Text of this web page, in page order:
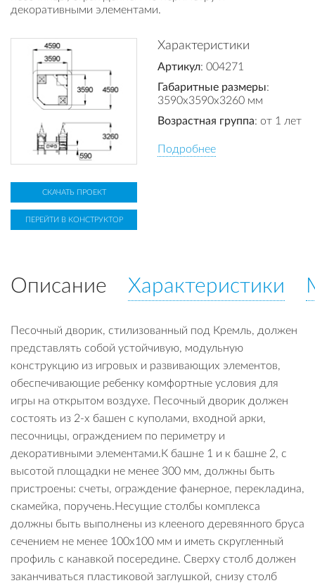
декоративными элементами.
Характеристики
Артикул: 004271
Габаритные размеры:
3590x3590x3260 мм
Возрастная группа: от 1 лет
Подробнее
СКАЧАТЬ ПРОЕКТ
ПЕРЕЙТИ В КОНСТРУКТОР
Описание Характеристики
Песочный дворик, стилизованный под Кремль, должен
представлять собой устойчивую, модульную
конструкцию из игровых и развивающих элементов,
обеспечивающие ребенку комфортные условия для
игры на открытом воздухе. Песочный дворик должен
состоять из 2-х башен с куполами, входной арки,
песочницы, ограждением по периметру и
декоративными элементами.К башне 1 и к башне 2, с
высотой площадки не менее 300 мм, должны быть
пристроены: счеты, ограждение фанерное, перекладина,
скамейка, поручень.Несущие столбы комплекса
должны быть выполнены из клееного деревянного бруса
сечением не менее 100х100 мм и иметь скругленный
профиль с канавкой посередине. Сверху столб должен
заканчиваться пластиковой заглушкой, снизу столб